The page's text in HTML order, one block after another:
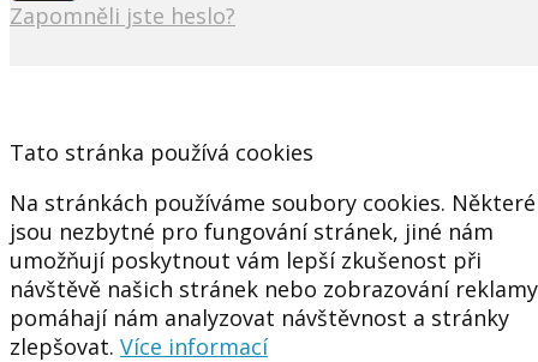
Zapomněli jste heslo?
Tato stránka používá cookies
Na stránkách používáme soubory cookies. Některé
jsou nezbytné pro fungování stránek, jiné nám
umožňují poskytnout vám lepší zkušenost při
návštěvě našich stránek nebo zobrazování
pomáhají nám analyzovat návštěvnost a stránky
zlepšovat. Více informací